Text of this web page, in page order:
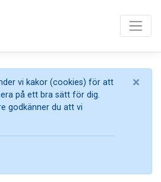
vi kakor (cookies) för att
på ett bra sätt för dig.
godkänner du att vi
×